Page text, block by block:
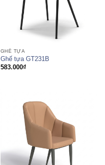
GHẾ TỰA
Ghế tựa GT231B
583.000₫